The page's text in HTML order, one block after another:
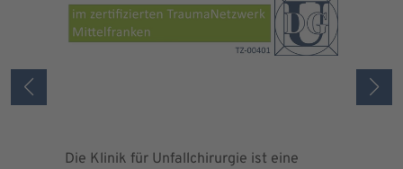
Die Klinik für Unfallchirurgie ist eine